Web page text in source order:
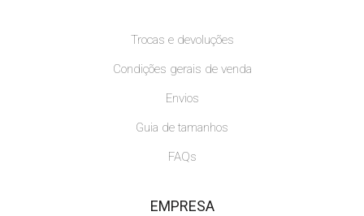
Trocas e devoluções
Condições gerais de venda
Envios
Guia de tamanhos
FAQs
EMPRESA